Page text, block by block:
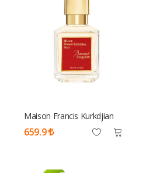
Maison Francis Kurkdjian
Baccarat Rouge 540 Edp 70
Ml Tester Parfüm Unisex
659.9